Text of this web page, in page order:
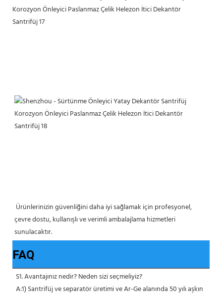
çevre dostu, kullanışlı ve verimli ambalajlama hizmetleri
sunulacaktır.
FAQ
S1. Avantajınız nedir? Neden sizi seçmeliyiz?